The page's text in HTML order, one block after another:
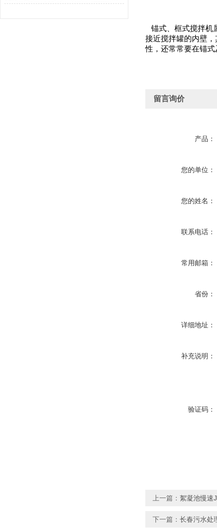
锚式、框式搅拌机
接近搅拌罐的内壁
性，还常常要在锚
留言询价
产品：
您的单位：
您的姓名：
联系电话：
常用邮箱：
省份：
详细地址：
补充说明：
验证码：
上一篇： 絮凝池慢速
下一篇： 长春污水处